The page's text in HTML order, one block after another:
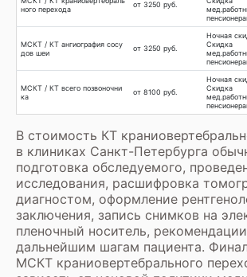
ного перехода
от 3250 руб.
МСКТ / КТ ангиография сосу
дов шеи
от 3250 руб.
Ночная
Скидка
МСКТ / КТ всего позвоночни
ка
от 8100 руб.
Ночная
Скидка
В стоимость КТ
в клиниках Санкт-Петербурга
подготовка обследуемого,
исследования, расшифровка
диагностом, оформление
заключения, запись снимков на
пленочный носитель,
дальнейшим шагам пациента.
МСКТ краниовертебрального